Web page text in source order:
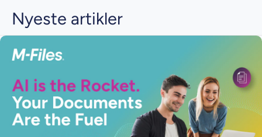
Nyeste artikler